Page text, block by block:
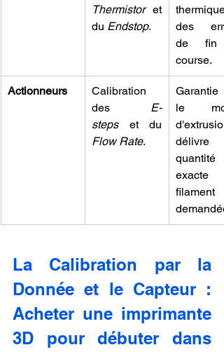
Thermistor et
du Endstop.
des
de fin
course.
Actionneurs
Calibration
des E-
steps
Flow Rate.
Garantie
le
d'extrusion
quantité
exacte
filament
La Calibration par la
Donnée et le Capteur :
Acheter une imprimante
3D pour débuter dans